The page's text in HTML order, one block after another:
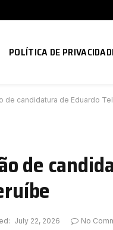
POLÍTICA DE
de candidatura de Eduardo
de
July 22, 2026 No